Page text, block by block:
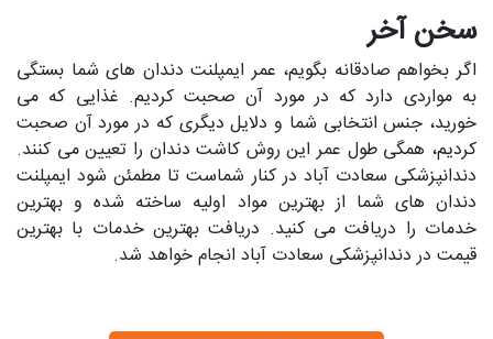
سخن آخر
اگر بخواهم صادقانه بگویم، عمر ایمپلنت دندان‌ های شما بستگی
به مواردی دارد که در مورد آن صحبت کردیم. غذایی که می‌
خورید، جنس انتخابی شما و دلایل دیگری که در مورد آن صحبت
کردیم، همگی طول عمر این روش کاشت دندان را تعیین می‌ کنند.
دندانپزشکی سعادت آباد در کنار شماست تا مطمئن شود ایمپلنت
دندان‌ های شما از بهترین مواد اولیه ساخته شده و بهترین
خدمات را دریافت می‌ کنید. دریافت بهترین خدمات با بهترین
قیمت در دندانپزشکی سعادت آباد انجام خواهد شد.